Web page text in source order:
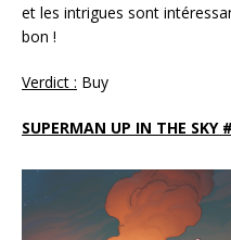
et les intrigues sont
bon !
Verdict : Buy
SUPERMAN UP IN THE SKY